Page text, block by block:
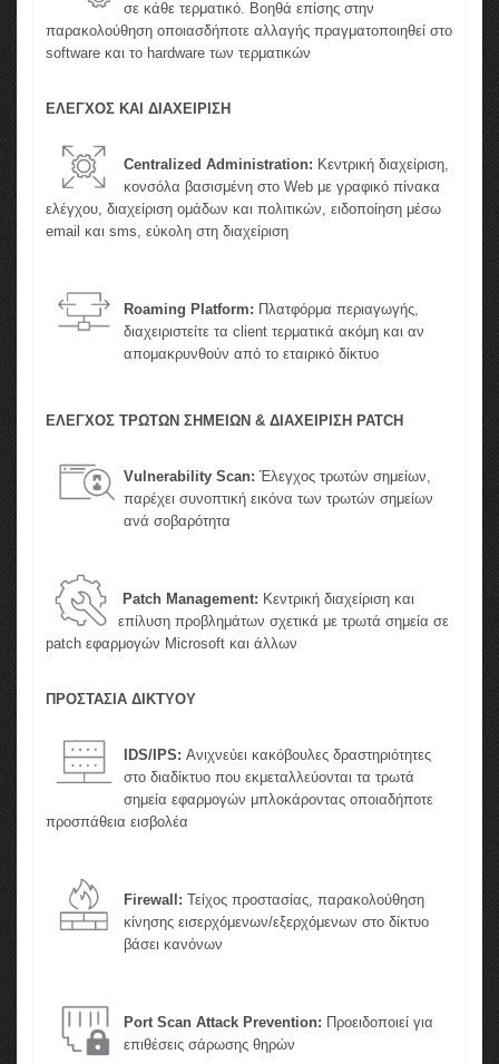
σε κάθε τερματικό. Βοηθά επίσης στην
παρακολούθηση οποιασδήποτε αλλαγής πραγματοποιηθεί στο
software και το hardware των τερματικών
ΕΛΕΓΧΟΣ ΚΑΙ ΔΙΑΧΕΙΡΙΣΗ
Centralized Administration: Κεντρική διαχείριση,
κονσόλα βασισμένη στο Web με γραφικό πίνακα
ελέγχου, διαχείριση ομάδων και πολιτικών, ειδοποίηση μέσω
email και sms, εύκολη στη διαχείριση
Roaming Platform: Πλατφόρμα περιαγωγής,
διαχειριστείτε τα client τερματικά ακόμη και αν
απομακρυνθούν από το εταιρικό δίκτυο
ΕΛΕΓΧΟΣ ΤΡΩΤΩΝ ΣΗΜΕΙΩΝ & ΔΙΑΧΕΙΡΙΣΗ PATCH
Vulnerability Scan: Έλεγχος τρωτών σημείων,
παρέχει συνοπτική εικόνα των τρωτών σημείων
ανά σοβαρότητα
Patch Management: Κεντρική διαχείριση και
επίλυση προβλημάτων σχετικά με τρωτά σημεία σε
patch εφαρμογών Microsoft και άλλων
ΠΡΟΣΤΑΣΙΑ ΔΙΚΤΥΟΥ
IDS/IPS: Ανιχνεύει κακόβουλες δραστηριότητες
στο διαδίκτυο που εκμεταλλεύονται τα τρωτά
σημεία εφαρμογών μπλοκάροντας οποιαδήποτε
προσπάθεια εισβολέα
Firewall: Τείχος προστασίας, παρακολούθηση
κίνησης εισερχόμενων/εξερχόμενων στο δίκτυο
βάσει κανόνων
Port Scan Attack Prevention: Προειδοποιεί για
επιθέσεις σάρωσης θηρών